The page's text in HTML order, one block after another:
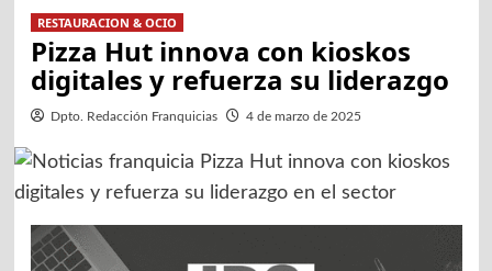
RESTAURACION & OCIO
Pizza Hut innova con kioskos
digitales y refuerza su liderazgo
Dpto. Redacción Franquicias 4 de marzo de 2025
924 907